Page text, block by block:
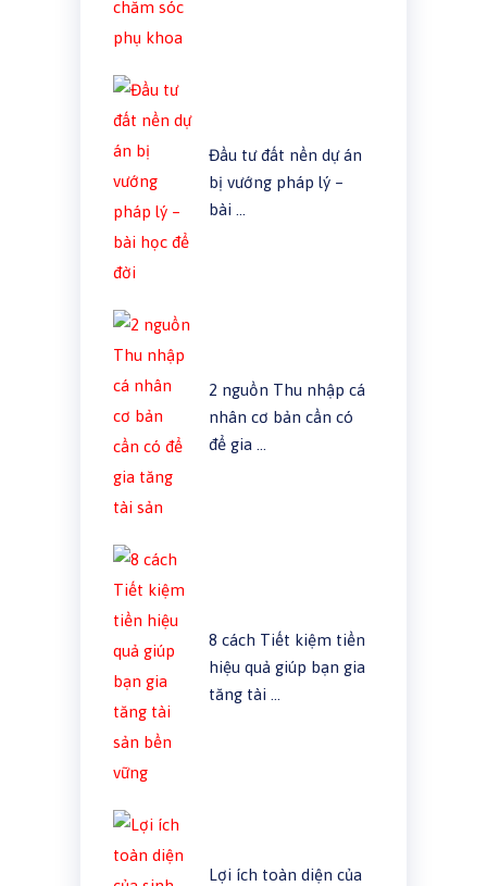
Đầu tư đất nền dự án
bị vướng pháp lý –
bài …
2 nguồn Thu nhập cá
nhân cơ bản cần có
để gia …
8 cách Tiết kiệm tiền
hiệu quả giúp bạn gia
tăng tài …
Lợi ích toàn diện của